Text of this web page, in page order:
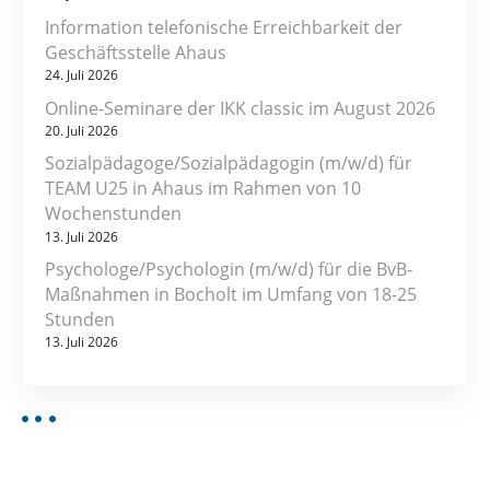
Information telefonische Erreichbarkeit der
Geschäftsstelle Ahaus
24. Juli 2026
Online-Seminare der IKK classic im August 2026
20. Juli 2026
Sozialpädagoge/Sozialpädagogin (m/w/d) für
TEAM U25 in Ahaus im Rahmen von 10
Wochenstunden
13. Juli 2026
Psychologe/Psychologin (m/w/d) für die BvB-
Maßnahmen in Bocholt im Umfang von 18-25
Stunden
13. Juli 2026